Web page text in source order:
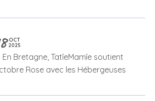
OCT
2025
En Bretagne, TatîeMamîe soutient
Rose avec les Hébergeuses